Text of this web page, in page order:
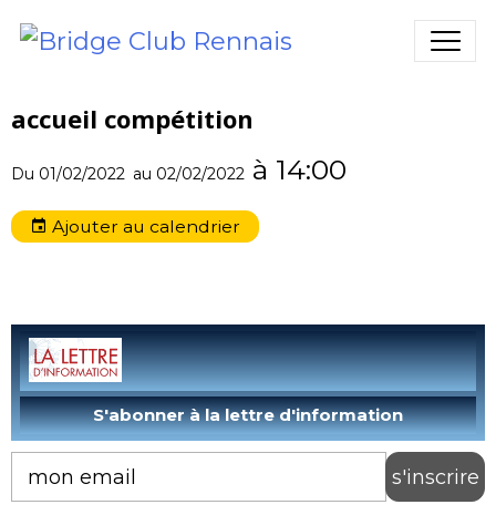
accueil compétition
Du 01/02/2022 au 02/02/2022 à 14:00
Ajouter au calendrier